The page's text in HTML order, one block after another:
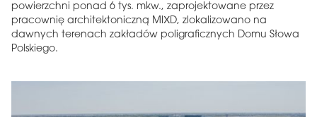
powierzchni ponad 6 tys. mkw., zaprojektowane przez
pracownię architektoniczną MIXD, zlokalizowano na
dawnych terenach zakładów poligraficznych Domu Słowa
Polskiego.